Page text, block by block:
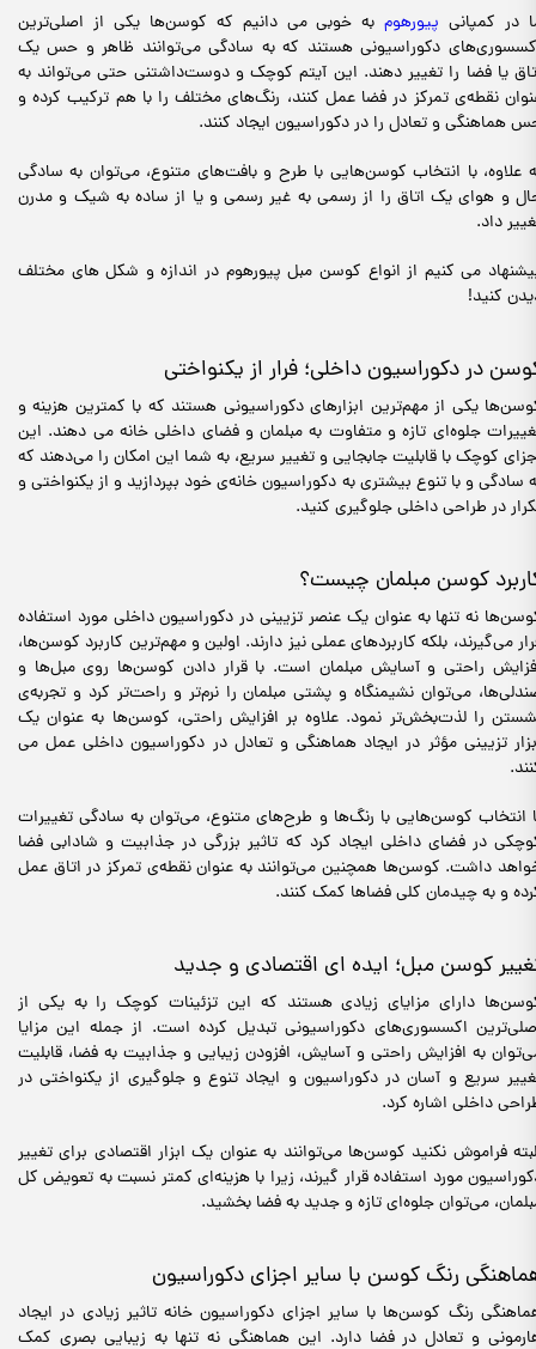
در کمپانی پیورهومبه خوبی می دانیم که کوسن‌ها یکی از اصلی‌ترین
دکوراسیونی هستند که به سادگی می‌توانند ظاهر و حس یک
یا فضا را تغییر دهند. این آیتم‌ کوچک و دوست‌داشتنی حتی می‌تواند به
نقطه‌ی تمرکز در فضا عمل کنند، رنگ‌های مختلف را با هم ترکیب کرده و
هماهنگی و تعادل را در دکوراسیون ایجاد کنند.
علاوه، با انتخاب کوسن‌هایی با طرح و بافت‌های متنوع، می‌توان به سادگی
و هوای یک اتاق را از رسمی به غیر رسمی و یا از ساده به شیک و مدرن
داد.
می کنیم از انواع کوسن مبل پیورهوم در اندازه و شکل های مختلف
کنید!
در دکوراسیون داخلی؛ فرار از یکنواختی
یکی از مهم‌ترین ابزارهای دکوراسیونی هستند که با کمترین هزینه و
جلوه‌ای تازه و متفاوت به مبلمان و فضای داخلی خانه می دهند. این
کوچک با قابلیت جابجایی و تغییر سریع، به شما این امکان را می‌دهند که
سادگی و با تنوع بیشتری به دکوراسیون خانه‌ی خود بپردازید و از یکنواختی و
در طراحی داخلی جلوگیری کنید.
کوسن مبلمان چیست؟
نه تنها به عنوان یک عنصر تزیینی در دکوراسیون داخلی مورد استفاده
می‌گیرند، بلکه کاربردهای عملی نیز دارند. اولین و مهم‌ترین کاربرد کوسن‌ها،
راحتی و آسایش مبلمان است. با قرار دادن کوسن‌ها روی مبل‌ها و
می‌توان نشیمنگاه و پشتی مبلمان را نرم‌تر و راحت‌تر کرد و تجربه‌ی
را لذت‌بخش‌تر نمود. علاوه بر افزایش راحتی، کوسن‌ها به عنوان یک
تزیینی مؤثر در ایجاد هماهنگی و تعادل در دکوراسیون داخلی عمل می
انتخاب کوسن‌هایی با رنگ‌ها و طرح‌های متنوع، می‌توان به سادگی تغییرات
در فضای داخلی ایجاد کرد که تاثیر بزرگی در جذابیت و شادابی فضا
داشت. کوسن‌ها همچنین می‌توانند به عنوان نقطه‌ی تمرکز در اتاق عمل
و به چیدمان کلی فضاها کمک کنند.
کوسن مبل؛ ایده ای اقتصادی و جدید
دارای مزایای زیادی هستند که این تزئینات کوچک را به یکی از
اکسسوری‌های دکوراسیونی تبدیل کرده است. از جمله این مزایا
به افزایش راحتی و آسایش، افزودن زیبایی و جذابیت به فضا، قابلیت
سریع و آسان در دکوراسیون و ایجاد تنوع و جلوگیری از یکنواختی در
داخلی اشاره کرد.
فراموش نکنید کوسن‌ها می‌توانند به عنوان یک ابزار اقتصادی برای تغییر
مورد استفاده قرار گیرند، زیرا با هزینه‌ای کمتر نسبت به تعویض کل
می‌توان جلوه‌ای تازه و جدید به فضا بخشید.
رنگ کوسن با سایر اجزای دکوراسیون
رنگ کوسن‌ها با سایر اجزای دکوراسیون خانه تاثیر زیادی در ایجاد
و تعادل در فضا دارد. این هماهنگی نه تنها به زیبایی بصری کمک